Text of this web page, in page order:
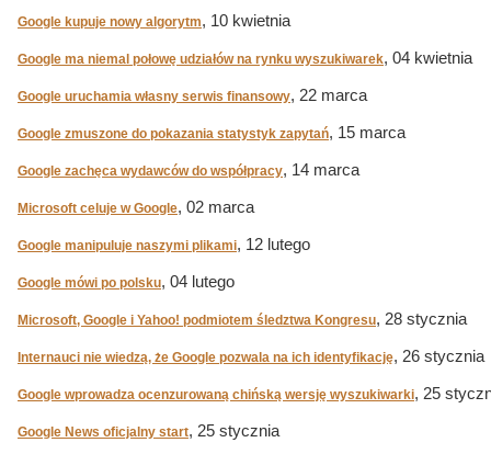
Google kupuje nowy algorytm, 10 kwietnia
Google ma niemal połowę udziałów na rynku wyszukiwarek, 04 kwietnia
Google uruchamia własny serwis finansowy, 22 marca
Google zmuszone do pokazania statystyk zapytań, 15 marca
Google zachęca wydawców do współpracy, 14 marca
Microsoft celuje w Google, 02 marca
Google manipuluje naszymi plikami, 12 lutego
Google mówi po polsku, 04 lutego
Microsoft, Google i Yahoo! podmiotem śledztwa Kongresu, 28 stycznia
Internauci nie wiedzą, że Google pozwala na ich identyfikację, 26 stycznia
Google wprowadza ocenzurowaną chińską wersję wyszukiwarki, 25
Google News oficjalny start, 25 stycznia